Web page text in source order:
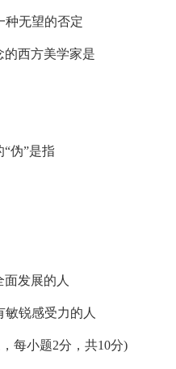
无望的否定
西方美学家是
伪”是指
发展的人
锐感受力的人
每小题2分，共10分)